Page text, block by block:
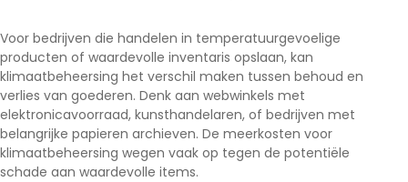
Voor bedrijven die handelen in temperatuurgevoelige
producten of waardevolle inventaris opslaan, kan
klimaatbeheersing het verschil maken tussen behoud en
verlies van goederen. Denk aan webwinkels met
elektronicavoorraad, kunsthandelaren, of bedrijven met
belangrijke papieren archieven. De meerkosten voor
klimaatbeheersing wegen vaak op tegen de potentiële
schade aan waardevolle items.